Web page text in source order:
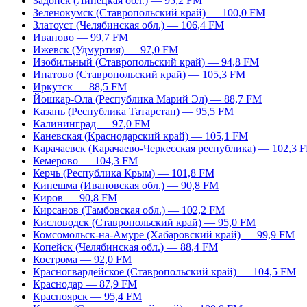
Зеленокумск (Ставропольский край) — 100,0 FM
Златоуст (Челябинская обл.) — 106,4 FM
Иваново — 99,7 FM
Ижевск (Удмуртия) — 97,0 FM
Изобильный (Ставропольский край) — 94,8 FM
Ипатово (Ставропольский край) — 105,3 FM
Иркутск — 88,5 FM
Йошкар-Ола (Республика Марий Эл) — 88,7 FM
Казань (Республика Татарстан) — 95,5 FM
Калининград — 97,0 FM
Каневская (Краснодарский край) — 105,1 FM
Карачаевск (Карачаево-Черкесская республика) — 102,3
Кемерово — 104,3 FM
Керчь (Республика Крым) — 101,8 FM
Кинешма (Ивановская обл.) — 90,8 FM
Киров — 90,8 FM
Кирсанов (Тамбовская обл.) — 102,2 FM
Кисловодск (Ставропольский край) — 95,0 FM
Комсомольск-на-Амуре (Хабаровский край) — 99,9 FM
Копейск (Челябинская обл.) — 88,4 FM
Кострома — 92,0 FM
Красногвардейское (Ставропольский край) — 104,5 FM
Краснодар — 87,9 FM
Красноярск — 95,4 FM